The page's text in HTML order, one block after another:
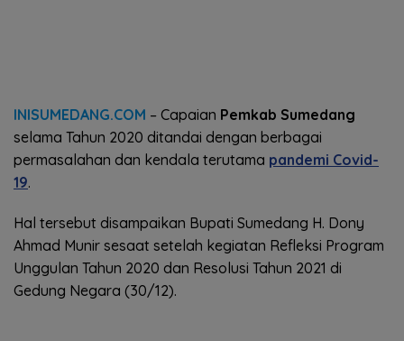
INISUMEDANG.COM – Capaian Pemkab Sumedang
selama Tahun 2020 ditandai dengan berbagai
permasalahan dan kendala terutama pandemi Covid-
19.
Hal tersebut disampaikan Bupati Sumedang H. Dony
Ahmad Munir sesaat setelah kegiatan Refleksi Program
Unggulan Tahun 2020 dan Resolusi Tahun 2021 di
Gedung Negara (30/12).